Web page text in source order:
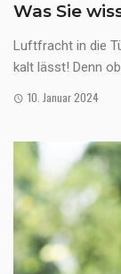
Was Sie
Luftfracht in die
kalt lässt! Denn
10. Januar 2024